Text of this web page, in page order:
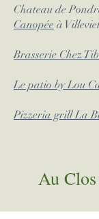
Chateau de
Canopée à
Brasserie Chez
Le patio by Lou
Pizzeria grill La
Au